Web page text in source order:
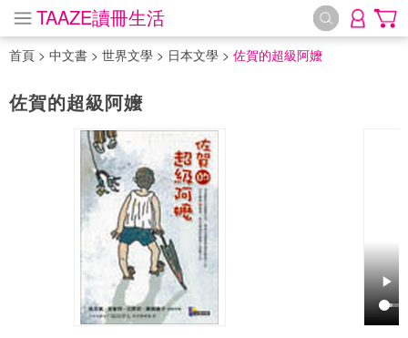
TAAZE讀冊生活
首頁 > 中文書 > 世界文學 > 日本文學 > 佐賀的超級阿嬤
佐賀的超級阿嬤